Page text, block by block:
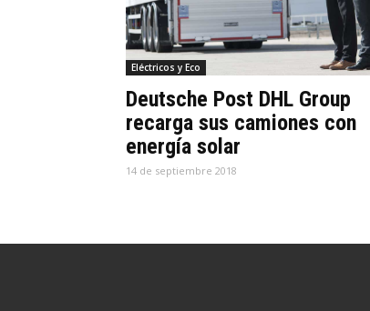
Eléctricos y Eco
Deutsche Post DHL Group
recarga sus camiones con
energía solar
14 de septiembre 2018